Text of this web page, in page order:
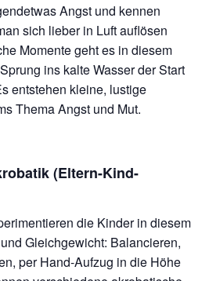
Angst und kennen
sich lieber in Luft auflösen
Momente geht es in diesem
ins kalte Wasser der Start
entstehen kleine, lustige
Thema Angst und Mut.
(Eltern-Kind-
die Kinder in diesem
Gleichgewicht: Balancieren,
per Hand-Aufzug in die Höhe